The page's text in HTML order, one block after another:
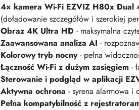
4× kamera Wi-Fi EZVIZ H80x Dual
(doładowanie szczegółów i szerokiej
Obraz 4K Ultra HD - maksymalna
Zaawansowana analiza AI -
Kolorowy tryb nocny- pełna
Łączność Wi-Fi z dużym zasięgiem -
Sterowanie i podgląd w aplikacji
Aktywna ochrona - syrena alarmowa i
Pełna kompatybilność z